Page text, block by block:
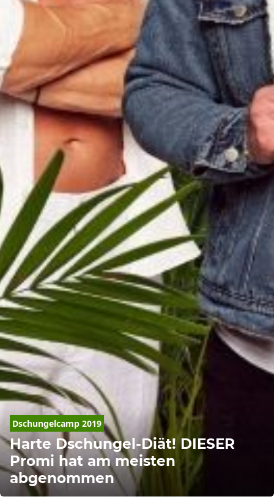
Dschungelcamp 2019
Harte Dschungel-Diät! DIESER
Promi hat am meisten
abgenommen